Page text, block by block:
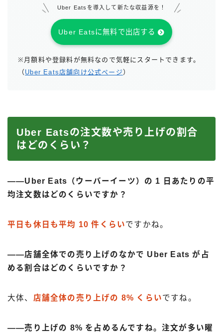
Uber Eatsを導入して新たな収益源を！
Uber Eatsに無料で出店する
※月額料や登録料が無料なので気軽にスタートできます。
（ Uber Eats店舗向け公式ページ ）
Uber Eatsの注文数や売り上げの割合
はどのくらい？
――Uber Eats（ウーバーイーツ）の 1 日あたりの平
均注文数はどのくらいですか？
平日も休日も平均 10 件くらいですかね。
――店舗全体での売り上げのなかで Uber Eats が占
める割合はどのくらいですか？
大体、 店舗全体の売り上げの 8% くらいですね。
――売り上げの 8% を占めるんですね。注文が多い曜